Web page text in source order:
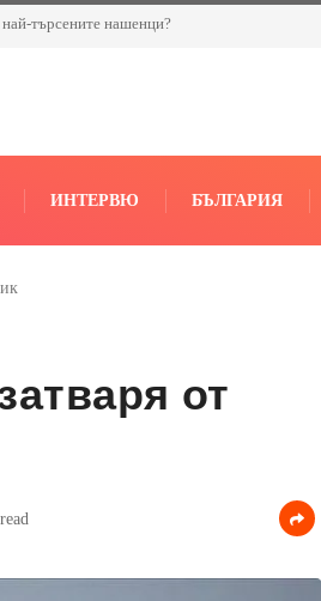
търсените нашенци?
ИНТЕРВЮ БЪЛГАРИЯ
от